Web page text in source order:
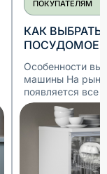
ПОКУПАТЕЛЯМ
КАК ВЫБРАТЬ
Особенности
машины На рынке бытовой техники
появляется все
моделей,
пользу
машины